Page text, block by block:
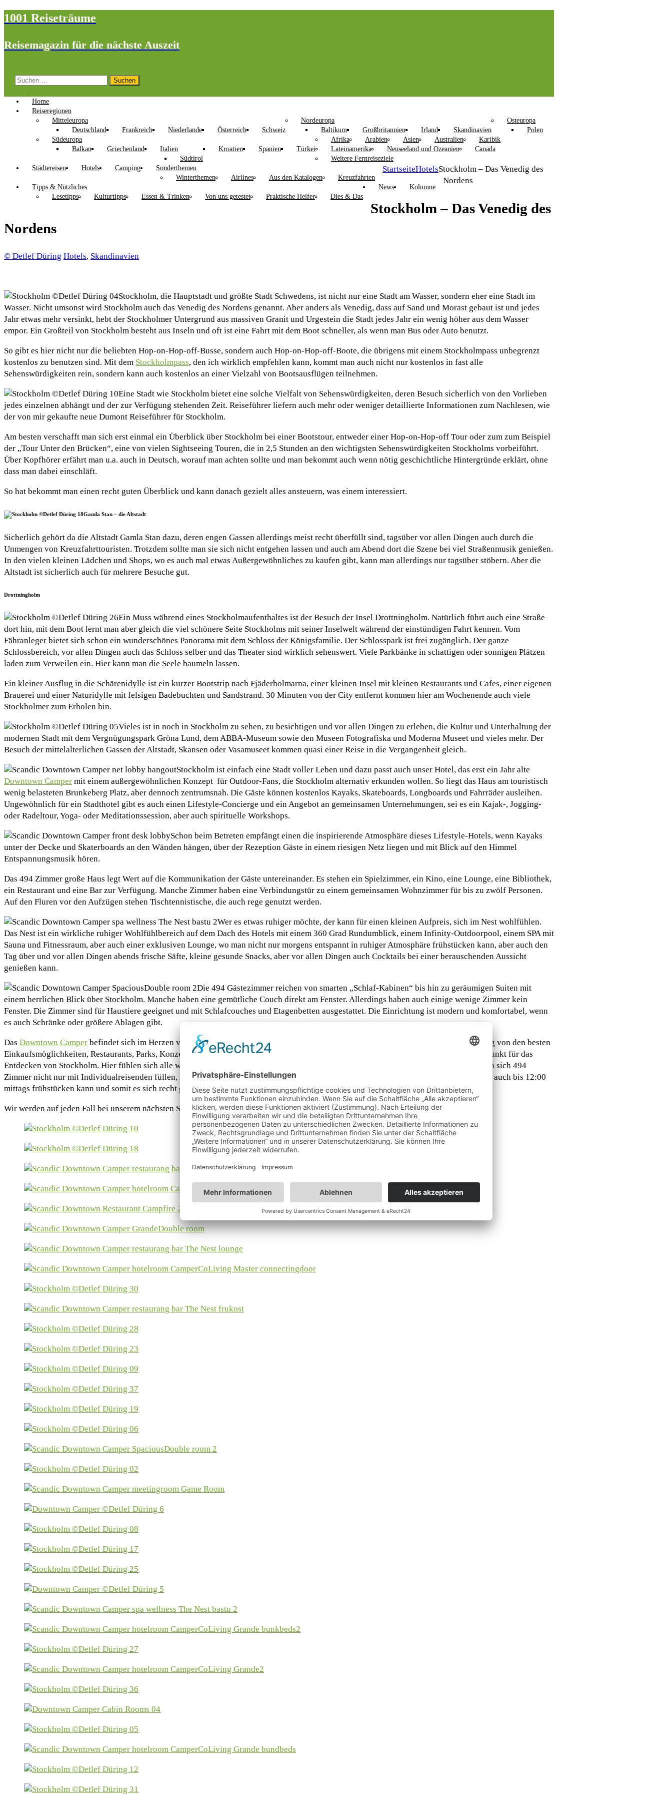
1001 Reiseträume
Reisemagazin für die nächste Auszeit
Suchen
Home
Reiseregionen
Mitteleuropa
Deutschland
Frankreich Niederlande Österreich Schweiz
Nordeuropa
Baltikum
Großbritannien Irland Skandinavien
Osteuropa
Polen
Südeuropa
Balkan
Griechenland
Italien
Südtirol
Kroatien Spanien Türkei
Afrika Arabien Asien Australien
Karibik
Lateinamerika
Neuseeland und Ozeanien
Canada
Weitere Fernreiseziele
Städtereisen
Hotels Camping
Sonderthemen
Winterthemen
Airlines Aus den Katalogen
Kreuzfahrten
Tipps & Nützliches
Lesetipps
Kulturtipps Essen & Trinken Von uns getestet Praktische Helfer Dies & Das
News Kolumne
StartseiteHotelsStockholm – Das Venedig des
Nordens
Stockholm – Das Venedig des
Nordens
© Detlef Düring Hotels, Skandinavien
Stockholm, die Hauptstadt und größte Stadt Schwedens, ist nicht nur eine Stadt am Wasser, sondern eher eine Stadt im
Wasser. Nicht umsonst wird Stockholm auch das Venedig des Nordens genannt. Aber anders als Venedig, dass auf Sand und Morast gebaut ist und jedes
Jahr etwas mehr versinkt, hebt der Stockholmer Untergrund aus massiven Granit und Urgestein die Stadt jedes Jahr ein wenig höher aus dem Wasser
empor. Ein Großteil von Stockholm besteht aus Inseln und oft ist eine Fahrt mit dem Boot schneller, als wenn man Bus oder Auto benutzt.
So gibt es hier nicht nur die beliebten Hop-on-Hop-off-Busse, sondern auch Hop-on-Hop-off-Boote, die übrigens mit einem Stockholmpass unbegrenzt
kostenlos zu benutzen sind. Mit dem Stockholmpass, den ich wirklich empfehlen kann, kommt man auch nicht nur kostenlos in fast alle
Sehenswürdigkeiten rein, sondern kann auch kostenlos an einer Vielzahl von Bootsausflügen teilnehmen.
Eine Stadt wie Stockholm bietet eine solche Vielfalt von Sehenswürdigkeiten, deren Besuch sicherlich von den Vorlieben
jedes einzelnen abhängt und der zur Verfügung stehenden Zeit. Reiseführer liefern auch mehr oder weniger detaillierte Informationen zum Nachlesen, wie
der von mir gekaufte neue Dumont Reiseführer für Stockholm.
Am besten verschafft man sich erst einmal ein Überblick über Stockholm bei einer Bootstour, entweder einer Hop-on-Hop-off Tour oder zum zum Beispiel
der „Tour Unter den Brücken“, eine von vielen Sightseeing Touren, die in 2,5 Stunden an den wichtigsten Sehenswürdigkeiten Stockholms vorbeiführt.
Über Kopfhörer erfährt man u.a. auch in Deutsch, worauf man achten sollte und man bekommt auch wenn nötig geschichtliche Hintergründe erklärt, ohne
dass man dabei einschläft.
So hat bekommt man einen recht guten Überblick und kann danach gezielt alles ansteuern, was einem interessiert.
Gamla Stan – die Altstadt
Sicherlich gehört da die Altstadt Gamla Stan dazu, deren engen Gassen allerdings meist recht überfüllt sind, tagsüber vor allen Dingen auch durch die
Unmengen von Kreuzfahrttouristen. Trotzdem sollte man sie sich nicht entgehen lassen und auch am Abend dort die Szene bei viel Straßenmusik genießen.
In den vielen kleinen Lädchen und Shops, wo es auch mal etwas Außergewöhnliches zu kaufen gibt, kann man allerdings nur tagsüber stöbern. Aber die
Altstadt ist sicherlich auch für mehrere Besuche gut.
Drottningholm
Ein Muss während eines Stockholmaufenthaltes ist der Besuch der Insel Drottningholm. Natürlich führt auch eine Straße
dort hin, mit dem Boot lernt man aber gleich die viel schönere Seite Stockholms mit seiner Inselwelt während der einstündigen Fahrt kennen. Vom
Fähranleger bietet sich schon ein wunderschönes Panorama mit dem Schloss der Königsfamilie. Der Schlosspark ist frei zugänglich. Der ganze
Schlossbereich, vor allen Dingen auch das Schloss selber und das Theater sind wirklich sehenswert. Viele Parkbänke in schattigen oder sonnigen Plätzen
laden zum Verweilen ein. Hier kann man die Seele baumeln lassen.
Ein kleiner Ausflug in die Schärenidylle ist ein kurzer Bootstrip nach Fjäderholmarna, einer kleinen Insel mit kleinen Restaurants und Cafes, einer eigenen
Brauerei und einer Naturidylle mit felsigen Badebuchten und Sandstrand. 30 Minuten von der City entfernt kommen hier am Wochenende auch viele
Stockholmer zum Erholen hin.
Vieles ist in noch in Stockholm zu sehen, zu besichtigen und vor allen Dingen zu erleben, die Kultur und Unterhaltung der
modernen Stadt mit dem Vergnügungspark Gröna Lund, dem ABBA-Museum sowie den Museen Fotografiska und Moderna Museet und vieles mehr. Der
Besuch der mittelalterlichen Gassen der Altstadt, Skansen oder Vasamuseet kommen quasi einer Reise in die Vergangenheit gleich.
Stockholm ist einfach eine Stadt voller Leben und dazu passt auch unser Hotel, das erst ein Jahr alte
Downtown Camper mit einem außergewöhnlichen Konzept für Outdoor-Fans, die Stockholm alternativ erkunden wollen. So liegt das Haus am touristisch
wenig belasteten Brunkeberg Platz, aber dennoch zentrumsnah. Die Gäste können kostenlos Kayaks, Skateboards, Longboards und Fahrräder ausleihen.
Ungewöhnlich für ein Stadthotel gibt es auch einen Lifestyle-Concierge und ein Angebot an gemeinsamen Unternehmungen, sei es ein Kajak-, Jogging-
oder Radeltour, Yoga- oder Meditationssession, aber auch spirituelle Workshops.
Schon beim Betreten empfängt einen die inspirierende Atmosphäre dieses Lifestyle-Hotels, wenn Kayaks
unter der Decke und Skaterboards an den Wänden hängen, über der Rezeption Gäste in einem riesigen Netz liegen und mit Blick auf den Himmel
Entspannungsmusik hören.
Das 494 Zimmer große Haus legt Wert auf die Kommunikation der Gäste untereinander. Es stehen ein Spielzimmer, ein Kino, eine Lounge, eine Bibliothek,
ein Restaurant und eine Bar zur Verfügung. Manche Zimmer haben eine Verbindungstür zu einem gemeinsamen Wohnzimmer für bis zu zwölf Personen.
Auf den Fluren vor den Aufzügen stehen Tischtennistische, die auch rege genutzt werden.
Wer es etwas ruhiger möchte, der kann für einen kleinen Aufpreis, sich im Nest wohlfühlen.
Das Nest ist ein wirkliche ruhiger Wohlfühlbereich auf dem Dach des Hotels mit einem 360 Grad Rundumblick, einem Infinity-Outdoorpool, einem SPA mit
Sauna und Fitnessraum, aber auch einer exklusiven Lounge, wo man nicht nur morgens entspannt in ruhiger Atmosphäre frühstücken kann, aber auch den
Tag über und vor allen Dingen abends frische Säfte, kleine gesunde Snacks, aber vor allen Dingen auch Cocktails bei einer berauschenden Aussicht
genießen kann.
Die 494 Gästezimmer reichen von smarten „Schlaf-Kabinen“ bis hin zu geräumigen Suiten mit
einem herrlichen Blick über Stockholm. Manche haben eine gemütliche Couch direkt am Fenster. Allerdings haben auch einige wenige Zimmer kein
Fenster. Die Zimmer sind für Haustiere geeignet und mit Schlafcouches und Etagenbetten ausgestattet. Die Einrichtung ist modern und komfortabel, wenn
es auch Schränke oder größere Ablagen gibt.
Das Downtown Camper befindet sich im Herzen von Stockholm in fußläufiger Entfernung zum Hauptbahnhof und nur einen Katzensprung von den besten
Einkaufsmöglichkeiten, Restaurants, Parks, Konzerthallen, Theatern und Museen entfernt; wirklich ein einzigartiges Hotel als Ausgangspunkt für das
Entdecken von Stockholm. Hier fühlen sich alle wohl, junge Hipster, Familien und Paare. Für jeden bietet das Hotel etwas. Natürlich lassen sich 494
Zimmer nicht nur mit Individualreisenden füllen, so sind natürlich auch einige Reisegruppen immer im Haus. Aber das stört kaum, da man auch bis 12:00
mittags frühstücken kann und somit es sich recht gut verteilt.
Wir werden auf jeden Fall bei unserem nächsten Stockholm-Besuch wieder imDowntown Camperabsteigen.